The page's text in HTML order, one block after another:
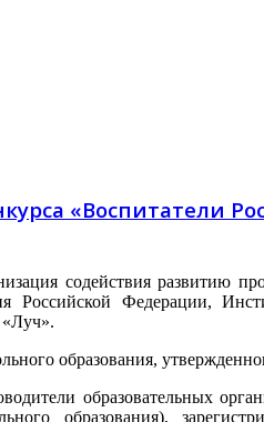
содействия развитию
Российской Федерации,
«Луч».
образования,
образовательных
образования),